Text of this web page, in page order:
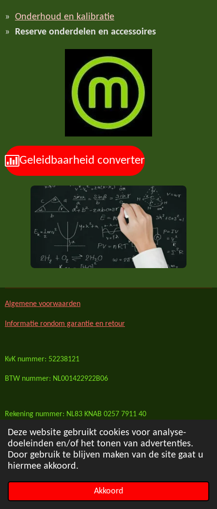
Deze website gebruikt cookies voor analyse-
doeleinden en/of het tonen van advertenties.
Door gebruik te blijven maken van de site gaat u
hiermee akkoord.
Akkoord
Onderhoud en kalibratie
Reserve onderdelen en accessoires
Geleidbaarheid converter
Algemene voorwaarden
Informatie rondom garantie en retour
KvK nummer: 52238121
BTW nummer: NL001422922B06
Rekening nummer: NL83 KNAB 0257 7911 40
BIC/ Swift code: KNABNL2H
© 2020 - 2026 CO2reactor.nl
Powered byJouwWeb